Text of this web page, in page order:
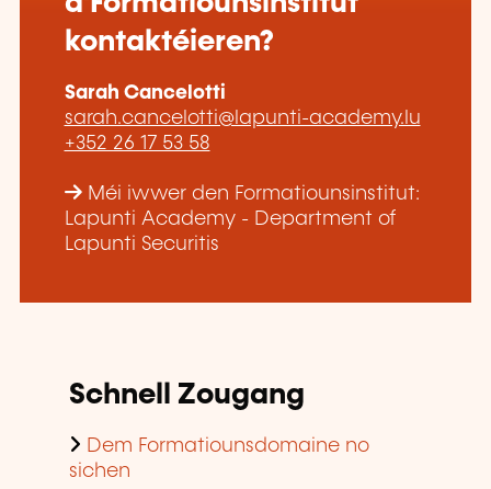
kontaktéieren?
Sarah Cancelotti
sarah.cancelotti@lapunti-academy.lu
+352 26 17 53 58
Méi iwwer den Formatiounsinstitut:
Lapunti Academy - Department of
Lapunti Securitis
Schnell Zougang
Dem Formatiounsdomaine no
sichen